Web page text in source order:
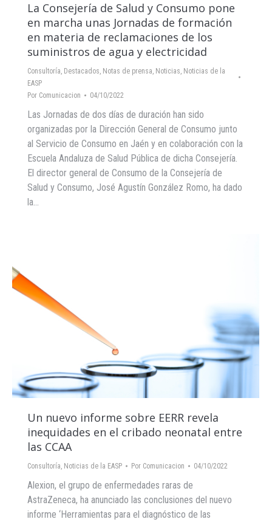
La Consejería de Salud y Consumo pone
en marcha unas Jornadas de formación
en materia de reclamaciones de los
suministros de agua y electricidad
Consultoría, Destacados, Notas de prensa, Noticias, Noticias de la
EASP
Por Comunicacion 04/10/2022
Las Jornadas de dos días de duración han sido
organizadas por la Dirección General de Consumo junto
al Servicio de Consumo en Jaén y en colaboración con la
Escuela Andaluza de Salud Pública de dicha Consejería.
El director general de Consumo de la Consejería de
Salud y Consumo, José Agustín González Romo, ha dado
la…
Un nuevo informe sobre EERR revela
inequidades en el cribado neonatal entre
las CCAA
Consultoría, Noticias de la EASP Por Comunicacion 04/10/2022
Alexion, el grupo de enfermedades raras de
AstraZeneca, ha anunciado las conclusiones del nuevo
informe ‘Herramientas para el diagnóstico de las